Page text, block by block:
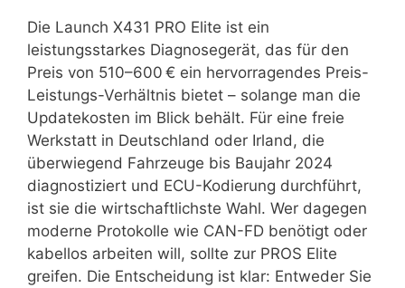
Die Launch X431 PRO Elite ist ein
leistungsstarkes Diagnosegerät, das für den
Preis von 510–600 € ein hervorragendes Preis-
Leistungs-Verhältnis bietet – solange man die
Updatekosten im Blick behält. Für eine freie
Werkstatt in Deutschland oder Irland, die
überwiegend Fahrzeuge bis Baujahr 2024
diagnostiziert und ECU-Kodierung durchführt,
ist sie die wirtschaftlichste Wahl. Wer dagegen
moderne Protokolle wie CAN-FD benötigt oder
kabellos arbeiten will, sollte zur PROS Elite
greifen. Die Entscheidung ist klar: Entweder Sie